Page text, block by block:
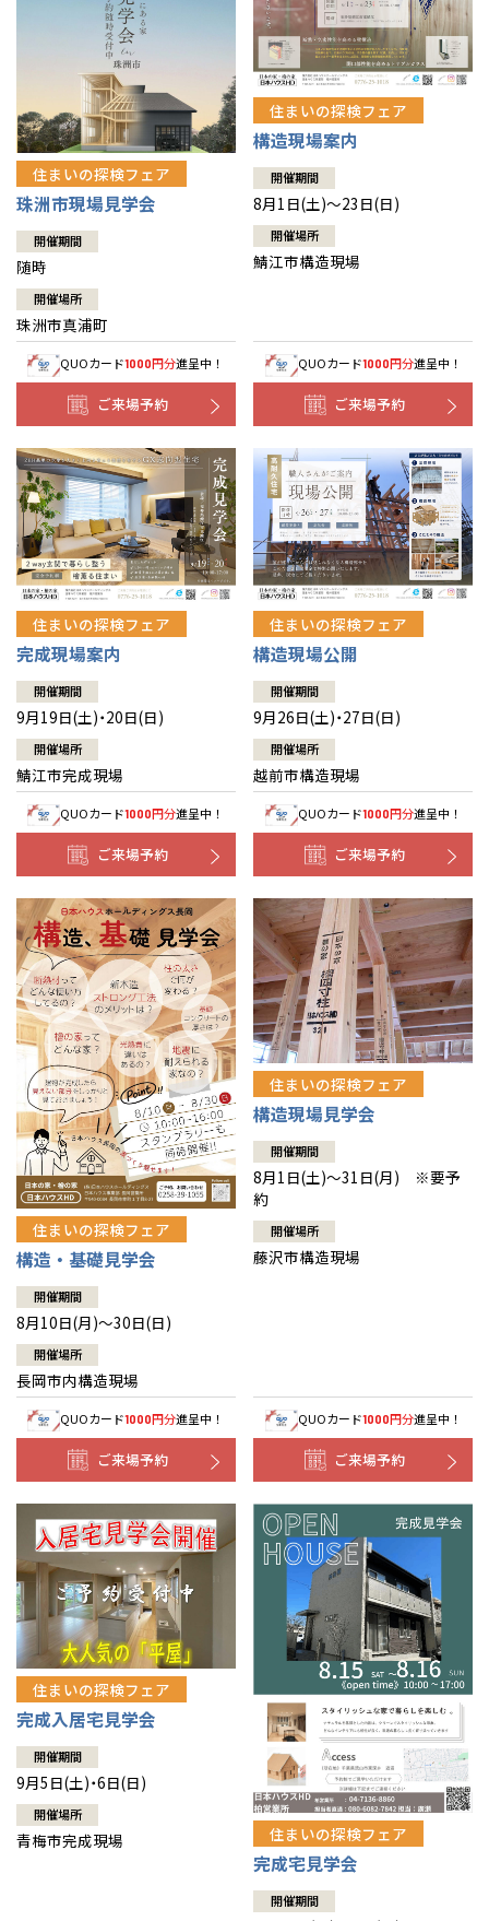
住まいの探検フェア
珠洲市現場見学会
開催期間
随時
開催場所
珠洲市真浦町
QUOカード1000円分進呈中！
ご来場予約
住まいの探検フェア
構造現場案内
開催期間
8月1日(土)～23日(日)
開催場所
鯖江市構造現場
QUOカード1000円分進呈中！
ご来場予約
住まいの探検フェア
完成現場案内
開催期間
9月19日(土)・20日(日)
開催場所
鯖江市完成現場
QUOカード1000円分進呈中！
ご来場予約
住まいの探検フェア
構造現場公開
開催期間
9月26日(土)・27日(日)
開催場所
越前市構造現場
QUOカード1000円分進呈中！
ご来場予約
住まいの探検フェア
構造・基礎見学会
開催期間
8月10日(月)～30日(日)
開催場所
長岡市内構造現場
QUOカード1000円分進呈中！
ご来場予約
住まいの探検フェア
構造現場見学会
開催期間
8月1日(土)～31日(月) ※要予
約
開催場所
藤沢市構造現場
QUOカード1000円分進呈中！
ご来場予約
住まいの探検フェア
完成入居宅見学会
開催期間
9月5日(土)・6日(日)
開催場所
青梅市完成現場 住まいの探検フェア
完成宅見学会
開催期間